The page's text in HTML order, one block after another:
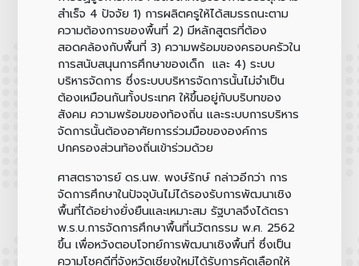
สำเร็จ 4 ปัจจัย 1) การผลิตครูให้ได้สมรรถนะตาม
ความต้องการของพื้นที่ 2) มีหลักสูตรที่ต้อง
สอดคล้องกับพื้นที่ 3) ความพร้อมของครอบครัวใน
การสนับสนุนการศึกษาของเด็ก และ 4) ระบบ
บริหารจัดการ ซึ่งระบบบริหารจัดการนั้นไม่จำเป็น
ต้องเหมือนกันทั้งประเทศ ให้ขึ้นอยู่กับบริบทของ
สังคม ความพร้อมของท้องถิ่น และระบบการบริหาร
จัดการนั้นต้องอาศัยการร่วมมือขององค์การ
ปกครองส่วนท้องถิ่นเข้าร่วมด้วย
ศาสตราจารย์ ดร.นพ. พงษ์รักษ์กล่าวอีกว่า การ
จัดการศึกษาในปัจจุบันไม่ได้รองรับการพัฒนาเชิง
พื้นที่ได้อย่างยั่งยืนและเหมาะสม รัฐบาลจึงได้ตรา
พ.ร.บ.การจัดการศึกษาพื้นที่นวัตกรรม พ.ศ. 2562
ขึ้น เพื่อหวังตอบโจทย์การพัฒนาเชิงพื้นที่ ซึ่งเป็น
ความโชคดีที่จังหวัดเชียงใหม่ได้รับการคัดเลือกให้